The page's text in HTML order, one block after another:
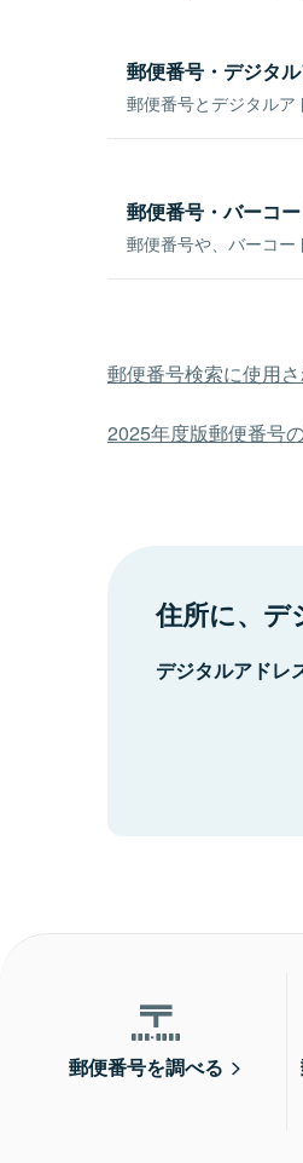
郵便番号・デジタ
郵便番号とデジタルア
郵便番号・バーコ
郵便番号や、バーコー
郵便番号検索に使用
2025年度版郵便番号
住所に、デ
デジタルアドレ
郵便番号を調べる